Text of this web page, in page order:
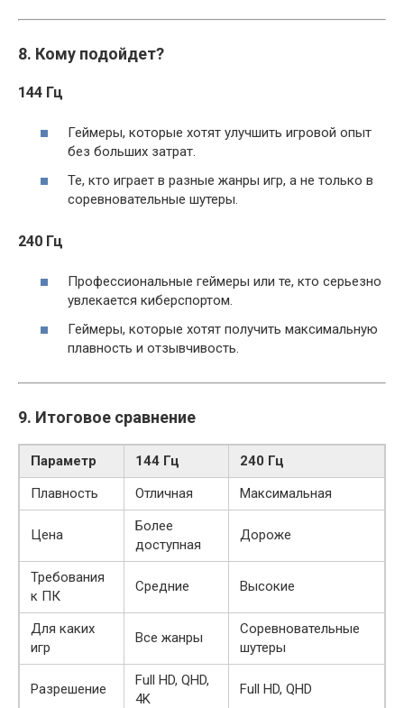
8. Кому подойдет?
144 Гц
Геймеры, которые хотят улучшить игровой опыт
без больших затрат.
Те, кто играет в разные жанры игр, а не только в
соревновательные шутеры.
240 Гц
Профессиональные геймеры или те, кто серьезно
увлекается киберспортом.
Геймеры, которые хотят получить максимальную
плавность и отзывчивость.
9. Итоговое сравнение
Параметр 144 Гц
240 Гц
Плавность
Отличная Максимальная
Цена
Более
доступная
Дороже
Требования
к ПК
Средние Высокие
Для каких
игр
Все жанры
Соревновательные
шутеры
Разрешение
Full HD, QHD,
4K
Full HD, QHD